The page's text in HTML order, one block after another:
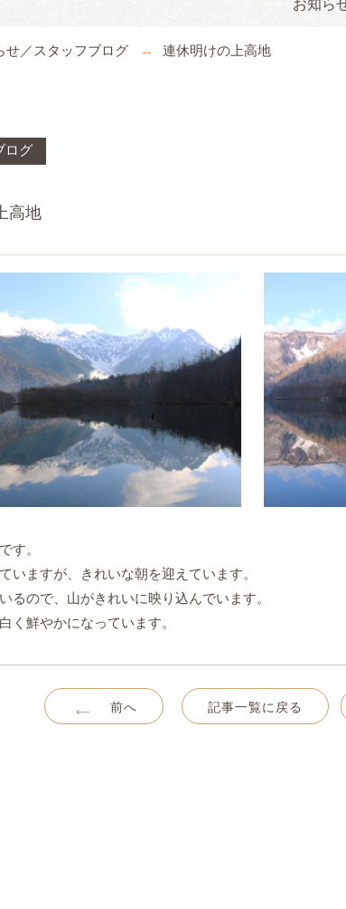
お知ら
せ／スタッフブログ 連休明けの上高地
ログ
高地
す。
いますが、きれいな朝を迎えています。
るので、山がきれいに映り込んでいます。
く鮮やかになっています。
← 前へ 記事一覧に戻る